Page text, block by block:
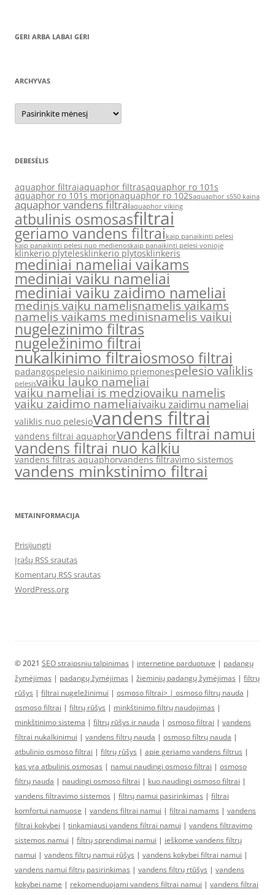
GERI ARBA LABAI GERI
ARCHYVAS
Archyvas
DEBESĖLIS
aquaphor filtraiaquaphor filtrasaquaphor ro 101s
aquaphor ro 101s morionaquaphor ro 102saquaphor s550 kaina
aquaphor vandens filtraiaquaphor viking
atbulinis osmosasfiltrai
geriamo vandens filtraikaip panaikinti pelesi
kaip panaikinti pelesi nuo medienoskaip panaikinti pelesi vonioje
klinkerio plytelesklinkerio plytosklinkeris
mediniai nameliai vaikams
mediniai vaiku nameliai
mediniai vaiku zaidimo nameliai
medinis vaiku namelisnamelis vaikams
namelis vaikams medinisnamelis vaikui
nugelezinimo filtras
nugeležinimo filtrai
nukalkinimo filtraiosmoso filtrai
padangospelesio naikinimo priemonespelesio valiklis
pelesisvaiku lauko nameliai
vaiku nameliai is medziovaiku namelis
vaiku zaidimo nameliaivaiku zaidimu nameliai
valiklis nuo pelesiovandens filtrai
vandens filtrai aquaphorvandens filtrai namui
vandens filtrai nuo kalkiu
vandens filtras aquaphorvandens filtravimo sistemos
vandens minkstinimo filtrai
METAINFORMACIJA
Prisijungti
Įrašų RSS srautas
Komentarų RSS srautas
WordPress.org
© 2021 SEO straipsniu talpinimas | internetine parduotuve | padangų
žymėjimas | padangų žymėjimas | žieminių padangų žymėjimas | filtrų
rūšys | filtrai nugeležinimui | osmoso filtrai> | osmoso filtrų nauda |
osmoso filtrai | filtrų rūšys | minkštinimo filtrų naudojimas |
minkštinimo sistema | filtrų rūšys ir nauda | osmoso filtrai | vandens
filtrai nukalkinimui | vandens filtrų nauda | osmoso filtrų nauda |
atbulinio osmoso filtrai | filtrų rūšys | apie geriamo vandens filtrus |
kas yra atbulinis osmosas | namui naudingi osmoso filtrai | osmoso
filtrų nauda | naudingi osmoso filtrai | kuo naudingi osmoso filtrai |
vandens filtravimo sistemos | filtrų namui pasirinkimas | filtrai
komfortui namuose | vandens filtrai namui | filtrai namams | vandens
filtrai kokybei | tinkamiausi vandens filtrai namui | vandens filtravimo
sistemos namui | filtrų sprendimai namui | ieškome vandens filtrų
namui | vandens filtrų namui rūšys | vandens kokybei filtrai namui |
vandens namui filtrų pasirinkimas | vandens filtrų rtūšys | vandens
kokybei name | rekomenduojami vandens filtrai namui | vandens filtrai